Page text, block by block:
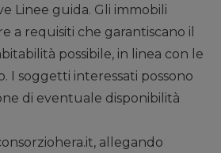
Linee guida. Gli immobili
a requisiti che garantiscano il
possibile, in linea con le
I soggetti interessati possono
di eventuale disponibilità
allegando